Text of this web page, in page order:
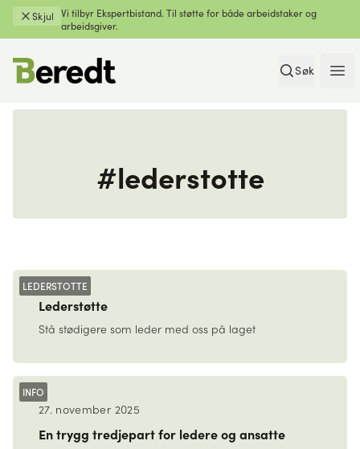
Skjul
Vi tilbyr Ekspertbistand. Til støtte for både arbeidstaker og
arbeidsgiver.
Søk
#lederstotte
LEDERSTOTTE
Lederstøtte
Stå stødigere som leder med oss på laget
INFO
27. november 2025
En trygg tredjepart for ledere og ansatte